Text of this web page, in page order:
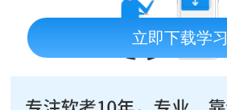
立即下载学习